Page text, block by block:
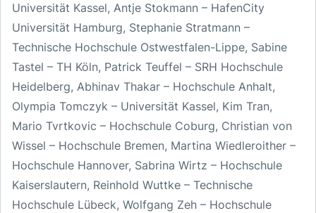
Universität Kassel, Antje Stokmann – HafenCity
Universität Hamburg, Stephanie Stratmann –
Technische Hochschule Ostwestfalen-Lippe, Sabine
Tastel – TH Köln, Patrick Teuffel – SRH Hochschule
Heidelberg, Abhinav Thakar – Hochschule Anhalt,
Olympia Tomczyk – Universität Kassel, Kim Tran,
Mario Tvrtkovic – Hochschule Coburg, Christian von
Wissel – Hochschule Bremen, Martina Wiedleroither –
Hochschule Hannover, Sabrina Wirtz – Hochschule
Kaiserslautern, Reinhold Wuttke – Technische
Hochschule Lübeck, Wolfgang Zeh – Hochschule